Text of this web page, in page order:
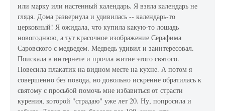
или марку или настенный календарь. Я взяла календарь не
глядя. Дома развернула и удивилась -- календарь-то
церковный! Я ожидала, что купила какую-то лошадь
новогоднюю, а тут красочное изображение Серафима
Саровского с медведем. Медведь удивил и заинтересовал.
Поискала в интернете и прочла житие этого святого.
Повесила плакатик на видном месте на кухне. А потом я
совершенно без повода, но довольно искренне обратилась к
святому с просьбой помочь мне избавиться от страсти
курения, которой "страдаю" уже лет 20. Ну, попросила и